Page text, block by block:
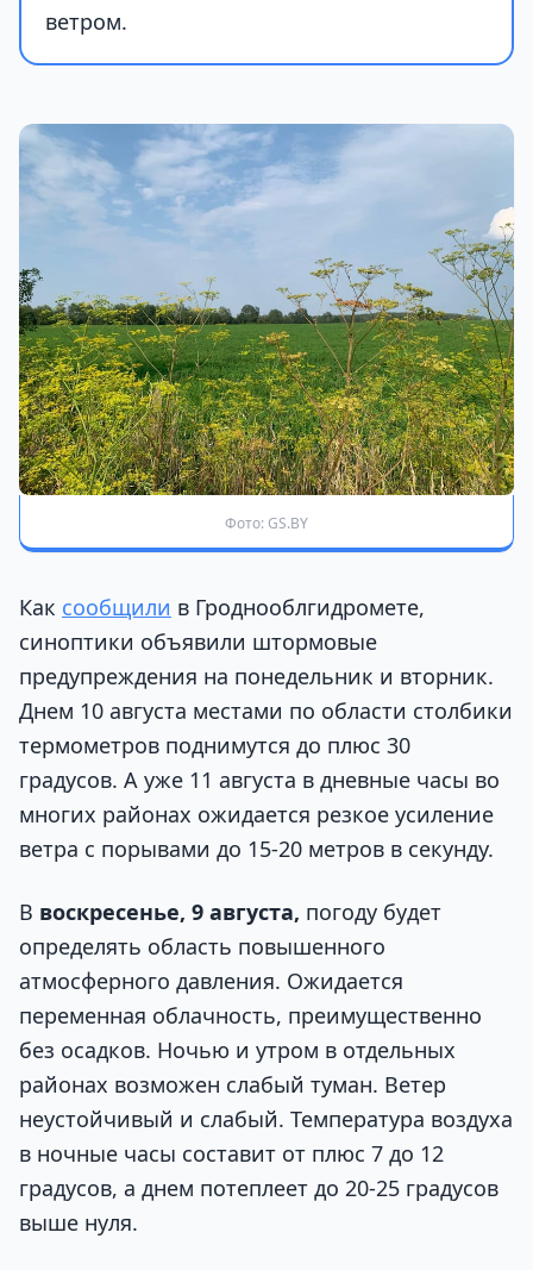
ветром.
Фото: GS.BY
Как сообщили в Гроднооблгидромете,
синоптики объявили штормовые
предупреждения на понедельник и вторник.
Днем 10 августа местами по области столбики
термометров поднимутся до плюс 30
градусов. А уже 11 августа в дневные часы во
многих районах ожидается резкое усиление
ветра с порывами до 15-20 метров в секунду.
В воскресенье, 9 августа, погоду будет
определять область повышенного
атмосферного давления. Ожидается
переменная облачность, преимущественно
без осадков. Ночью и утром в отдельных
районах возможен слабый туман. Ветер
неустойчивый и слабый. Температура воздуха
в ночные часы составит от плюс 7 до 12
градусов, а днем потеплеет до 20-25 градусов
выше нуля.